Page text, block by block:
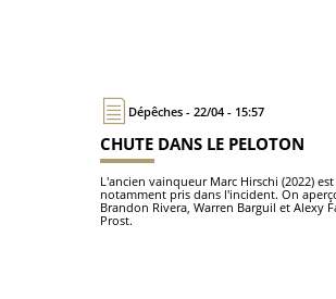
Dépêches - 22/04 - 15:57
CHUTE DANS LE PELOTON
L'ancien vainqueur Marc Hirschi (2022) est
notamment pris dans l'incident. On
Brandon Rivera, Warren Barguil et Alexy
Prost.